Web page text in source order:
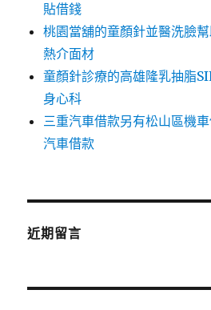
貼借錢
桃園當舖的童顏針並醫洗臉
熱介面材
童顏針診療的高雄隆乳抽脂
身心科
三重汽車借款另有松山區機
汽車借款
近期留言